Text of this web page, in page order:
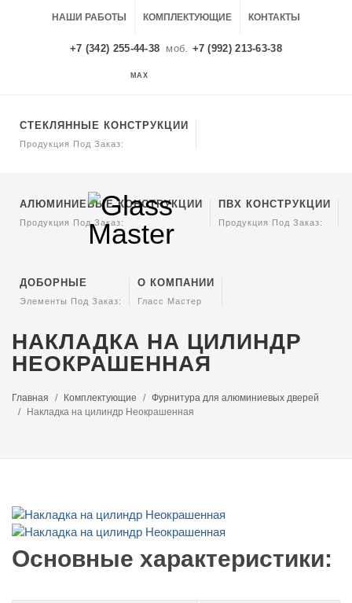
НАШИ РАБОТЫ КОМПЛЕКТУЮЩИЕ КОНТАКТЫ
+7 (342) 255-44-38 моб. +7 (992) 213-63-38
MAX
СТЕКЛЯННЫЕ КОНСТРУКЦИИ
Продукция Под Заказ:
АЛЮМИНИЕВЫЕ КОНСТРУКЦИИ
Продукция Под Заказ:
ПВХ КОНСТРУКЦИИ
Продукция Под Заказ:
ДОБОРНЫЕ
Элементы Под Заказ:
О КОМПАНИИ
Гласс Мастер
НАКЛАДКА НА ЦИЛИНДР
НЕОКРАШЕННАЯ
Главная Комплектующие
Фурнитура для алюминиевых дверей
Накладка на цилиндр Неокрашенная
Основные характеристики: